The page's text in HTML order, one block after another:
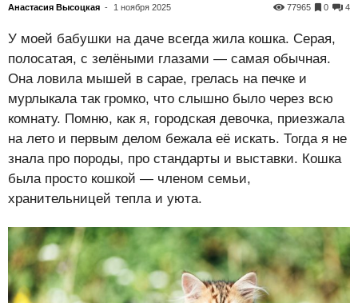
Анастасия Высоцкая - 1 ноября 2025 4
0
77965
У моей бабушки на даче всегда жила кошка. Серая,
полосатая, с зелёными глазами — самая обычная.
Она ловила мышей в сарае, грелась на печке и
мурлыкала так громко, что слышно было через всю
комнату. Помню, как я, городская девочка, приезжала
на лето и первым делом бежала её искать. Тогда я не
знала про породы, про стандарты и выставки. Кошка
была просто кошкой — членом семьи,
хранительницей тепла и уюта.